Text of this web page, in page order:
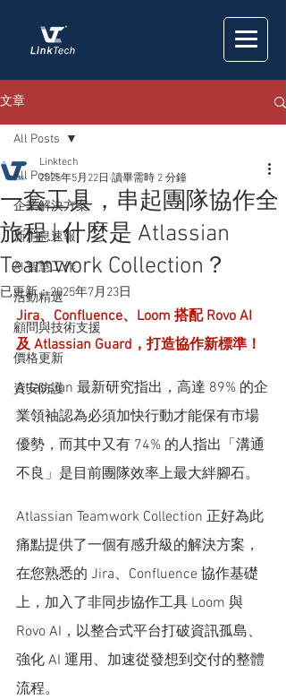
文章
All Posts
企業解決方案
新消息速報
AI 智慧工作
活動精選
顧問與技術支援
價格更新
資安防護
All Posts
一套工具，串起團隊協作全
旅程 | 什麼是 Atlassian
Teamwork Collection？
Linktech
2025年5月22日 讀畢需時 2 分鐘
已更新：2025年7月23日
Jira、Confluence、Loom 搭配 Rovo AI
及 Atlassian Guard，打造協作新標準！
Atlassian 最新研究指出，高達 89% 的企
業領袖認為必須加快行動才能保有市場
優勢，而其中又有 74% 的人指出「溝通
不良」是目前團隊效率上最大絆腳石。
Atlassian Teamwork Collection 正好為此
痛點提供了一個有感升級的解決方案，
在您熟悉的 Jira、Confluence 協作基礎
上，加入了非同步協作工具 Loom 與
Rovo AI，以整合式平台打破資訊孤島、
強化 AI 運用、加速從發想到交付的整體
流程。